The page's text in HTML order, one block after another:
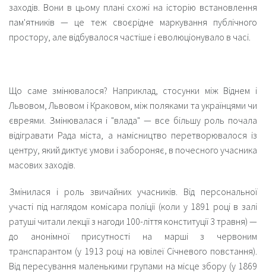
заходів. Вони в цьому плані схожі на історію встановлення
пам'ятників — це теж своєрідне маркування публічного
простору, але відбувалося частіше і еволюціонувало в часі.
Що саме змінювалося? Наприклад, стосунки між Віднем і
Львовом, Львовом і Краковом, між поляками та українцями чи
євреями. Змінювалася і "влада" — все більшу роль почала
відігравати Рада міста, а намісництво перетворювалося із
центру, який диктує умови і забороняє, в почесного учасника
масових заходів.
Змінилася і роль звичайних учасників. Від персональної
участі під наглядом комісара поліції (коли у 1891 році в залі
ратуші читали лекції з нагоди 100-ліття конституції 3 травня) —
до анонімної присутності на марші з червоним
транспарантом (у 1913 році на ювілеї Січневого повстання).
Від пересування маленькими групами на місце збору (у 1869